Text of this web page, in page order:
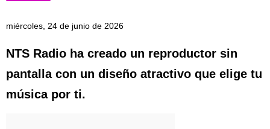
miércoles, 24 de junio de 2026
NTS Radio ha creado un reproductor sin
pantalla con un diseño atractivo que elige tu
música por ti.